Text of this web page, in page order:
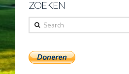
ZOEKEN
Search